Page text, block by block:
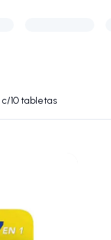
10 tabletas